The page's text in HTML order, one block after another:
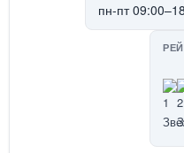
пн-пт